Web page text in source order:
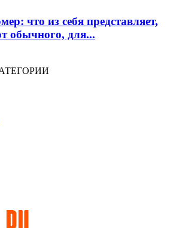
что из себя представляет,
обычного, для...